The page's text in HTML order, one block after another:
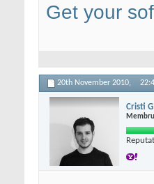
Get your
20th November 2010,
Cristi G